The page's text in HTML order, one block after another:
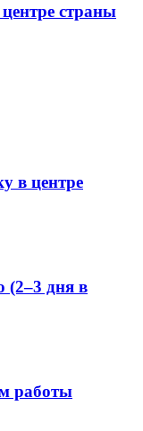
страны
в центре
(2–3 дня в
работы